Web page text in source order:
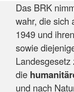
Das BRK
wahr, die sich
1949 und
sowie
die
und nach